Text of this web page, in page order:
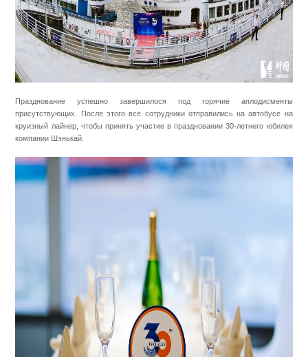
Празднование успешно завершилося под горячие аплодисменты
присутствующих. После этого все сотрудники отправились на автобусе на
круизный лайнер, чтобы принять участие в праздновании 30-летнего юбилея
компании Шэнькай.